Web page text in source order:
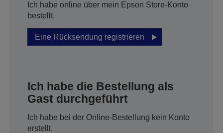
Ich habe online über mein Epson Store-Konto
bestellt.
Eine Rücksendung registrieren
Ich habe die Bestellung als
Gast durchgeführt
Ich habe bei der Online-Bestellung kein Konto
erstellt.